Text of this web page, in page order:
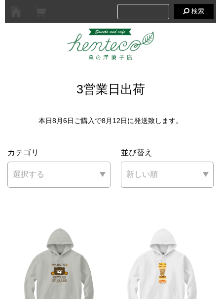
検索
3営業日出荷
本日8月6日ご購入で8月12日に発送致します。
カテゴリ 並び替え